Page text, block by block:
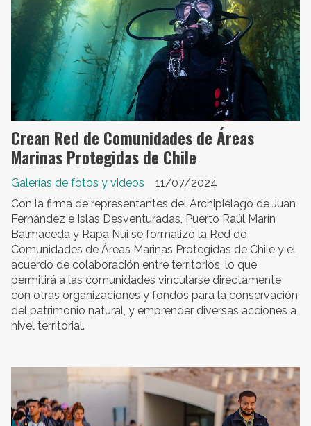
Crean Red de Comunidades de Áreas
Marinas Protegidas de Chile
Galerías de fotos y videos
11/07/2024
Con la firma de representantes del Archipiélago de Juan
Fernández e Islas Desventuradas, Puerto Raúl Marín
Balmaceda y Rapa Nui se formalizó la Red de
Comunidades de Áreas Marinas Protegidas de Chile y el
acuerdo de colaboración entre territorios, lo que
permitirá a las comunidades vincularse directamente
con otras organizaciones y fondos para la conservación
del patrimonio natural, y emprender diversas acciones a
nivel territorial.